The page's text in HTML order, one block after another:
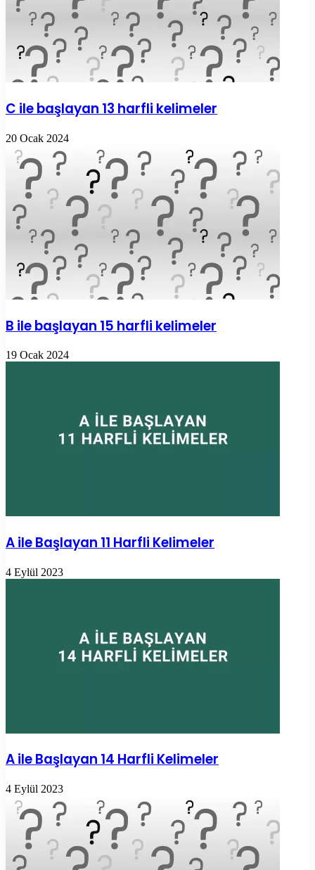
C ile başlayan 13 harfli kelimeler
20 Ocak 2024
B ile başlayan 15 harfli kelimeler
19 Ocak 2024
A ile Başlayan 11 Harfli Kelimeler
4 Eylül 2023
A ile Başlayan 14 Harfli Kelimeler
4 Eylül 2023